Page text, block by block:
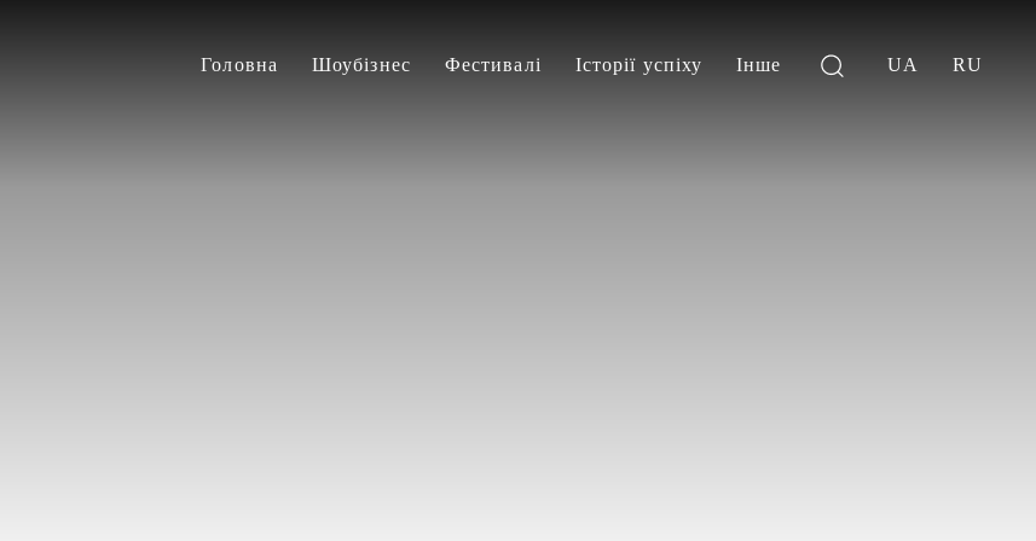
Головна Шоубізнес Фестивалі Історії успіху Інше UA RU